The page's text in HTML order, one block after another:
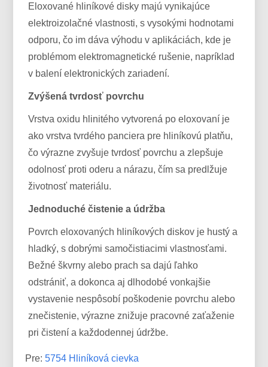
Eloxované hliníkové disky majú vynikajúce
elektroizolačné vlastnosti, s vysokými hodnotami
odporu, čo im dáva výhodu v aplikáciách, kde je
problémom elektromagnetické rušenie, napríklad
v balení elektronických zariadení.
Zvýšená tvrdosť povrchu
Vrstva oxidu hlinitého vytvorená po eloxovaní je
ako vrstva tvrdého panciera pre hliníkovú platňu,
čo výrazne zvyšuje tvrdosť povrchu a zlepšuje
odolnosť proti oderu a nárazu, čím sa predlžuje
životnosť materiálu.
Jednoduché čistenie a údržba
Povrch eloxovaných hliníkových diskov je hustý a
hladký, s dobrými samočistiacimi vlastnosťami.
Bežné škvrny alebo prach sa dajú ľahko
odstrániť, a dokonca aj dlhodobé vonkajšie
vystavenie nespôsobí poškodenie povrchu alebo
znečistenie, výrazne znižuje pracovné zaťaženie
pri čistení a každodennej údržbe.
Pre:5754 Hliníková cievka